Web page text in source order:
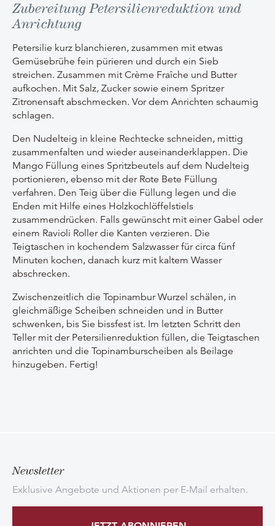
Zubereitung Petersilienreduktion und
Anrichtung
Petersilie kurz blanchieren, zusammen mit etwas
Gemüsebrühe fein pürieren und durch ein Sieb
streichen. Zusammen mit Crème Fraîche und Butter
aufkochen. Mit Salz, Zucker sowie einem Spritzer
Zitronensaft abschmecken. Vor dem Anrichten schaumig
schlagen.
Den Nudelteig in kleine Rechtecke schneiden, mittig
zusammenfalten und wieder auseinanderklappen. Die
Mango Füllung eines Spritzbeutels auf dem Nudelteig
portionieren, ebenso mit der Rote Bete Füllung
verfahren. Den Teig über die Füllung legen und die
Enden mit Hilfe eines Holzkochlöffelstiels
zusammendrücken. Falls gewünscht mit einer Gabel oder
einem Ravioli Roller die Kanten verzieren. Die
Teigtaschen in kochendem Salzwasser für circa fünf
Minuten kochen, danach kurz mit kaltem Wasser
abschrecken.
Zwischenzeitlich die Topinambur Wurzel schälen, in
gleichmäßige Scheiben schneiden und in Butter
schwenken, bis Sie bissfest ist. Im letzten Schritt den
Teller mit der Petersilienreduktion füllen, die Teigtaschen
anrichten und die Topinamburscheiben als Beilage
hinzugeben. Fertig!
Newsletter
Exklusive Angebote und Aktionen per E-Mail erhalten.